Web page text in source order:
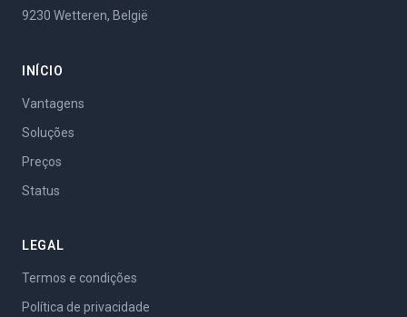
9230 Wetteren, België
INÍCIO
Vantagens
Soluções
Preços
Status
LEGAL
Termos e condições
Política de privacidade